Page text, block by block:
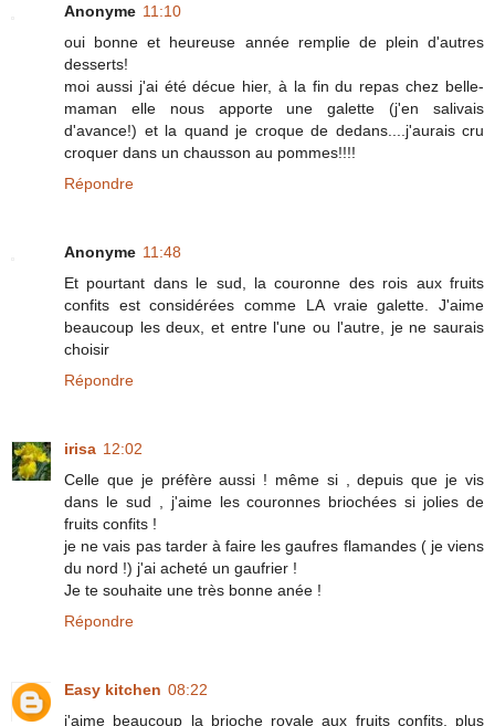
Anonyme 11:10
oui bonne et heureuse année remplie de plein d'autres
desserts!
moi aussi j'ai été décue hier, à la fin du repas chez belle-
maman elle nous apporte une galette (j'en salivais
d'avance!) et la quand je croque de dedans....j'aurais cru
croquer dans un chausson au pommes!!!!
Répondre
Anonyme 11:48
Et pourtant dans le sud, la couronne des rois aux fruits
confits est considérées comme LA vraie galette. J'aime
beaucoup les deux, et entre l'une ou l'autre, je ne saurais
choisir
Répondre
irisa 12:02
Celle que je préfère aussi ! même si , depuis que je vis
dans le sud , j'aime les couronnes briochées si jolies de
fruits confits !
je ne vais pas tarder à faire les gaufres flamandes ( je viens
du nord !) j'ai acheté un gaufrier !
Je te souhaite une très bonne anée !
Répondre
Easy kitchen 08:22
j'aime beaucoup la brioche royale aux fruits confits, plus